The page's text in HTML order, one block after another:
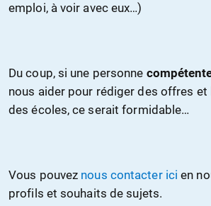
emploi, à voir avec eux…)
Du coup, si une personne
nous aider pour rédiger des offres
des écoles, ce serait formidable…
Vous pouvez nous contacter ici en
profils et souhaits de sujets.